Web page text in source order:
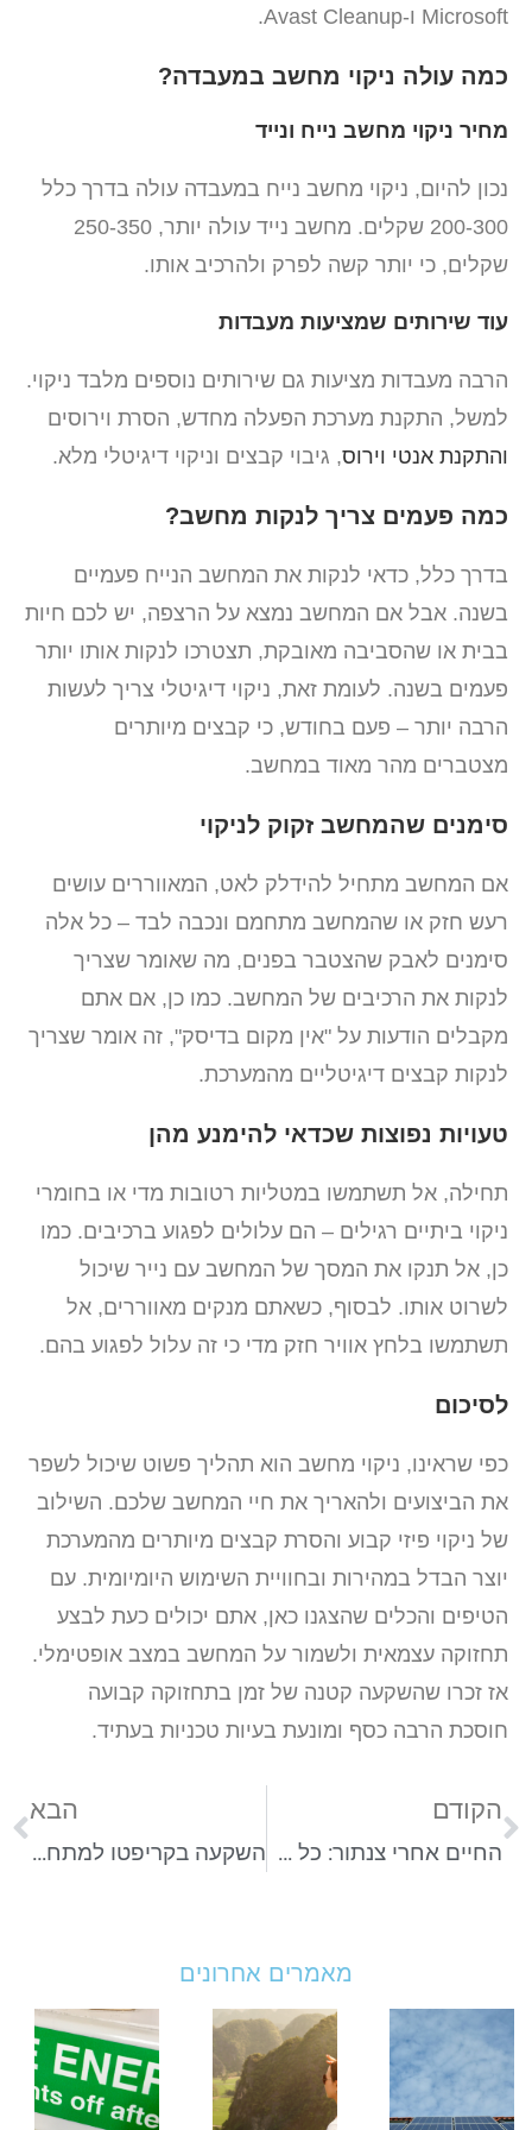
Microsoft ו-Avast Cleanup.
כמה עולה ניקוי מחשב במעבדה?
מחיר ניקוי מחשב נייח ונייד
נכון להיום, ניקוי מחשב נייח במעבדה עולה בדרך כלל
200-300 שקלים. מחשב נייד עולה יותר, 250-350
שקלים, כי יותר קשה לפרק ולהרכיב אותו.
עוד שירותים שמציעות מעבדות
הרבה מעבדות מציעות גם שירותים נוספים מלבד ניקוי.
למשל, התקנת מערכת הפעלה מחדש, הסרת וירוסים
והתקנת אנטי וירוס, גיבוי קבצים וניקוי דיגיטלי מלא.
כמה פעמים צריך לנקות מחשב?
בדרך כלל, כדאי לנקות את המחשב הנייח פעמיים
בשנה. אבל אם המחשב נמצא על הרצפה, יש לכם חיות
בבית או שהסביבה מאובקת, תצטרכו לנקות אותו יותר
פעמים בשנה. לעומת זאת, ניקוי דיגיטלי צריך לעשות
הרבה יותר – פעם בחודש, כי קבצים מיותרים
מצטברים מהר מאוד במחשב.
סימנים שהמחשב זקוק לניקוי
אם המחשב מתחיל להידלק לאט, המאווררים עושים
רעש חזק או שהמחשב מתחמם ונכבה לבד – כל אלה
סימנים לאבק שהצטבר בפנים, מה שאומר שצריך
לנקות את הרכיבים של המחשב. כמו כן, אם אתם
מקבלים הודעות על "אין מקום בדיסק", זה אומר שצריך
לנקות קבצים דיגיטליים מהמערכת.
טעויות נפוצות שכדאי להימנע מהן
תחילה, אל תשתמשו במטליות רטובות מדי או בחומרי
ניקוי ביתיים רגילים – הם עלולים לפגוע ברכיבים. כמו
כן, אל תנקו את המסך של המחשב עם נייר שיכול
לשרוט אותו. לבסוף, כשאתם מנקים מאווררים, אל
תשתמשו בלחץ אוויר חזק מדי כי זה עלול לפגוע בהם.
לסיכום
כפי שראינו, ניקוי מחשב הוא תהליך פשוט שיכול לשפר
את הביצועים ולהאריך את חיי המחשב שלכם. השילוב
של ניקוי פיזי קבוע והסרת קבצים מיותרים מהמערכת
יוצר הבדל במהירות ובחוויית השימוש היומיומית. עם
הטיפים והכלים שהצגנו כאן, אתם יכולים כעת לבצע
תחזוקה עצמאית ולשמור על המחשב במצב אופטימלי.
אז זכרו שהשקעה קטנה של זמן בתחזוקה קבועה
חוסכת הרבה כסף ומונעת בעיות טכניות בעתיד.
הקודם
החיים אחרי צנתור: כל מה שצריך לדעת על ההחלמה והחזרה לשגרה
הבא
השקעה בקריפטו למתחילים – כך תתחילו להרוויח ממטבעות דיגיטליים
מאמרים אחרונים
וולטה
סולאר
מסבירים
איך
טיול
מאורגן
במזרח
הרחוק